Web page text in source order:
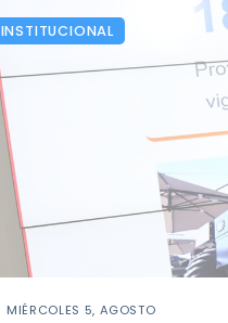
INSTITUCIONAL
MIÉRCOLES 5, AGOSTO